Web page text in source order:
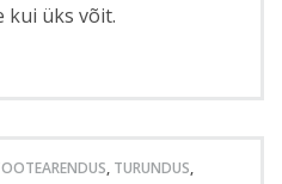
kui üks võit.
, TURUNDUS,